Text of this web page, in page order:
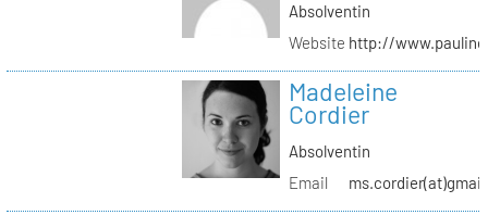
Absolventin
Website http://
Madeleine
Cordier
Absolventin
Email